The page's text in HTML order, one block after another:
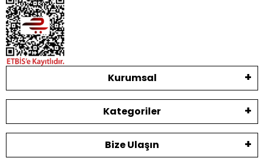
Kurumsal
Kategoriler
Bize Ulaşın